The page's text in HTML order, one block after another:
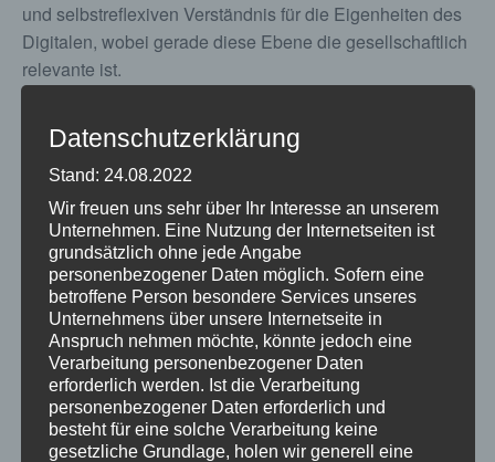
und selbstreflexiven Verständnis für die Eigenheiten des
Digitalen, wobei gerade diese Ebene die gesellschaftlich
relevante ist.
nach: Wie können wir als Pädagog_innen einen
(selbst-)kritischen Umgang mit sozialen Netzwerken wie
Snapchat, WhatsApp, Instagram u.a. fördern? Wie wirken
sich mediale Rollenbilder auf den Alltag von Mädchen
und Burschen aus und wie reproduzieren sich diese im
Umgang mit digitalen Medien? Wie können wir präventiv
mit medialer Gewalt umgehen, welche rechtlichen
Aspekte gibt es und welche Maßnahmen können hier
getroffen werden? Darüber hinaus möchte die Schulung
auch die Möglichkeit bieten, sich Methoden der
Gewaltprävention anzueignen, um diese dann im
schulischen Kontext anwenden zu können.
Datenschutzerklärung
Stand: 24.08.2022
Wir freuen uns sehr über Ihr Interesse an unserem
Unternehmen. Eine Nutzung der Internetseiten ist
grundsätzlich ohne jede Angabe
personenbezogener Daten möglich. Sofern eine
betroffene Person besondere Services unseres
Unternehmens über unsere Internetseite in
Anspruch nehmen möchte, könnte jedoch eine
Verarbeitung personenbezogener Daten
erforderlich werden. Ist die Verarbeitung
personenbezogener Daten erforderlich und
besteht für eine solche Verarbeitung keine
gesetzliche Grundlage, holen wir generell eine